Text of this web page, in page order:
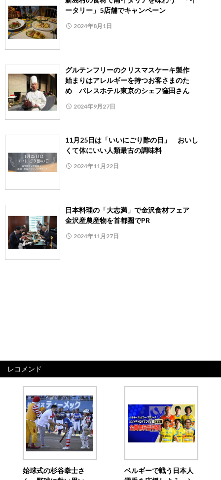
ータリー」5店舗でキャンペーン
2024年8月1日
グルテンフリーのクリスマスケーキ製作
始まりはアレルギーを持つお客さまのた
め パレスホテル東京のシェフ窪田さん
2024年9月27日
11月25日は「いいにごり酢の日」 おいし
くて体にいい人類最古の調味料
2024年11月22日
日本料理の「大志満」で金沢食材フェア
金沢産農産物を首都圏でPR
2024年11月27日
レコメンド
始球式の杉谷拳士さ
ベルギーで戦う日本人